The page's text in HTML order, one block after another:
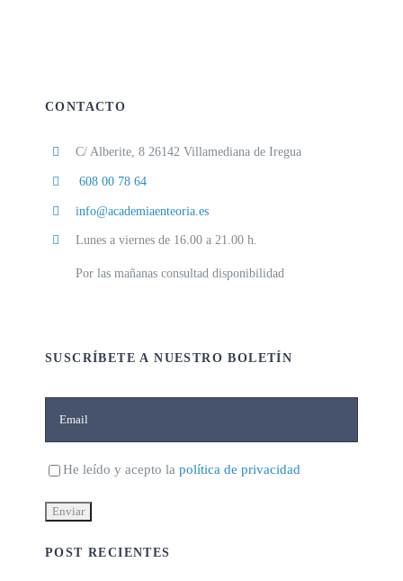
CONTACTO
C/ Alberite, 8 26142 Villamediana de Iregua
608 00 78 64
info@academiaenteoria.es
Lunes a viernes de 16.00 a 21.00 h.
Por las mañanas consultad disponibilidad
SUSCRÍBETE A NUESTRO BOLETÍN
He leído y acepto la política de privacidad
POST RECIENTES